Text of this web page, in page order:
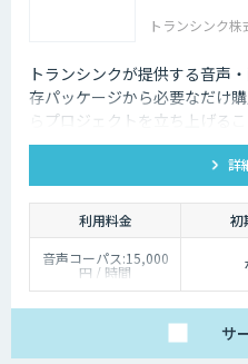
トランシンク株
トランシンクが提供する音声
存パッケージから必要なだけ
らプロジェクトを立ち上げる
モデルの開発ができます。
詳
利用料金 初
音声コーパス:15,000
円 / 時間
人物写真画像収集:300
サ